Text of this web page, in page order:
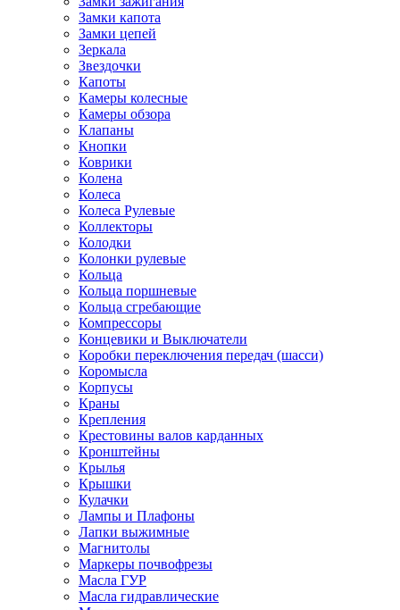
Замки капота
Замки цепей
Зеркала
Звездочки
Капоты
Камеры колесные
Камеры обзора
Клапаны
Кнопки
Коврики
Колена
Колеса
Колеса Рулевые
Коллекторы
Колодки
Колонки рулевые
Кольца
Кольца поршневые
Кольца сгребающие
Компрессоры
Концевики и Выключатели
Коробки переключения передач (шасси)
Коромысла
Корпусы
Краны
Крепления
Крестовины валов карданных
Кронштейны
Крылья
Крышки
Кулачки
Лампы и Плафоны
Лапки выжимные
Магнитолы
Маркеры почвофрезы
Масла ГУР
Масла гидравлические